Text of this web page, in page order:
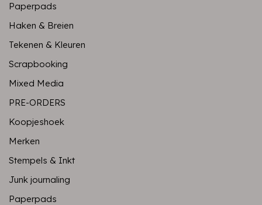
Paperpads
Haken & Breien
Tekenen & Kleuren
Scrapbooking
Mixed Media
PRE-ORDERS
Koopjeshoek
Merken
Stempels & Inkt
Junk journaling
Paperpads